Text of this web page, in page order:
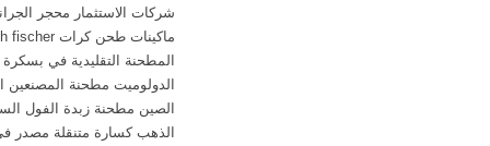
شركات الاستثمار محجر
ماكينات طحن كرات friedrich fischer
المطحنة التقليدية في بسكرة
الدولوميت مطحنة المصنعين
الصين مطحنة زبدة الفول
الذهب كسارة متنقلة مصدر